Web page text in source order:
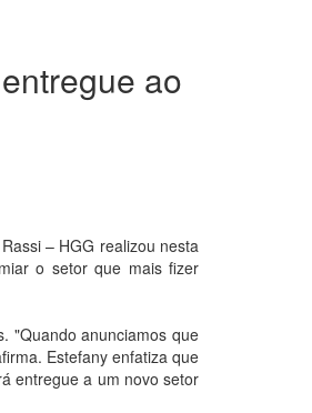
ao
– HGG realizou nesta
o setor que mais fizer
"Quando anunciamos que
Estefany enfatiza que
entregue a um novo setor